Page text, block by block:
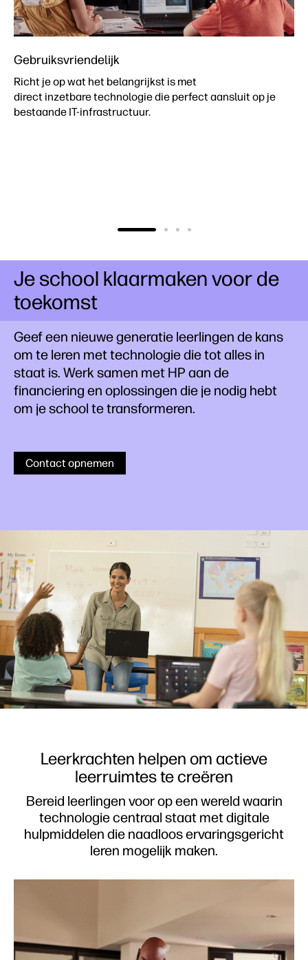
Gebruiksvriendelijk
Richt je op wat het belangrijkst is met
direct inzetbare technologie die perfect aansluit op je
bestaande IT-infrastructuur.
Je school klaarmaken voor de
toekomst
Geef een nieuwe generatie leerlingen de kans
om te leren met technologie die tot alles in
staat is. Werk samen met HP aan de
financiering en oplossingen die je nodig hebt
om je school te transformeren.
Contact opnemen
Leerkrachten helpen om actieve
leerruimtes te creëren
Bereid leerlingen voor op een wereld waarin
technologie centraal staat met digitale
hulpmiddelen die naadloos ervaringsgericht
leren mogelijk maken.